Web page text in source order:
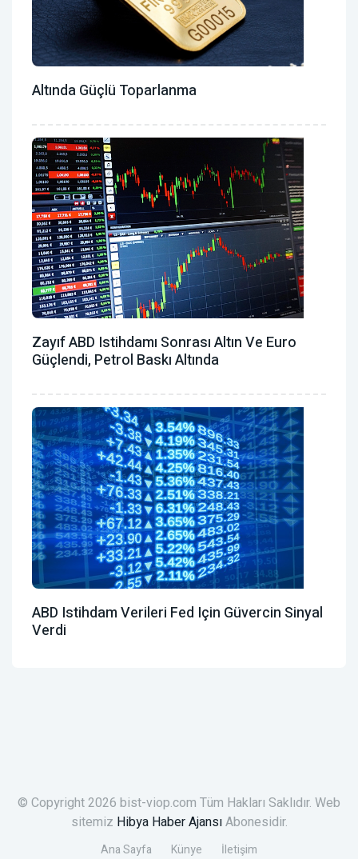
Altında Güçlü Toparlanma
Zayıf ABD Istihdamı Sonrası Altın Ve Euro
Güçlendi, Petrol Baskı Altında
ABD Istihdam Verileri Fed Için Güvercin Sinyal
Verdi
© Copyright 2026 bist-viop.com Tüm Hakları Saklıdır. Web
sitemiz Hibya Haber AjansıAbonesidir.
Ana Sayfa Künye İletişim